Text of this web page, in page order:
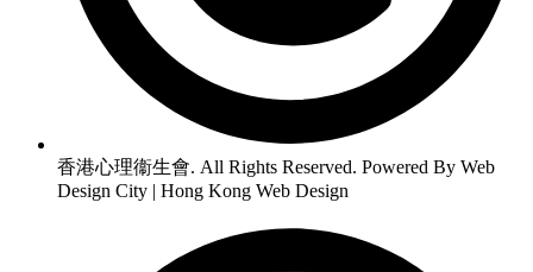
香港心理衞生會. All Rights Reserved. Powered By Web
Design City | Hong Kong Web Design